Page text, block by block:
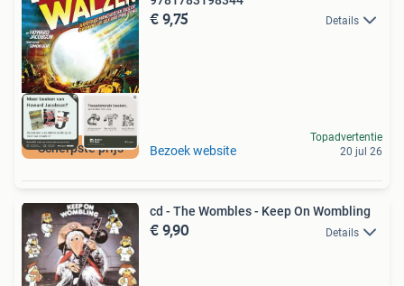
Scherpste prijs
€ 9,75 Details
Bezoek website
Topadvertentie
20 jul 26
cd - The Wombles - Keep On Wombling
€ 9,90 Details